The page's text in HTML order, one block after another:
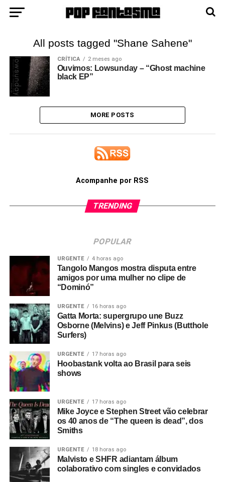
All posts tagged "Shane Sahene"
CRÍTICA 2 meses ago
Ouvimos: Lowsunday – “Ghost machine
black EP”
MORE POSTS
Acompanhe por RSS
TRENDING
POPULAR
URGENTE 4 horas ago
Tangolo Mangos mostra disputa entre
amigos por uma mulher no clipe de
“Dominó”
URGENTE 16 horas ago
Gatta Morta: supergrupo une Buzz
Osborne (Melvins) e Jeff Pinkus (Butthole
Surfers)
URGENTE 17 horas ago
Hoobastank volta ao Brasil para seis
shows
URGENTE 17 horas ago
Mike Joyce e Stephen Street vão celebrar
os 40 anos de “The queen is dead”, dos
Smiths
URGENTE 18 horas ago
Malvisto e SHFR adiantam álbum
colaborativo com singles e convidados